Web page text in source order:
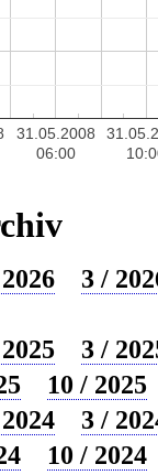
31.05.2008
06:00
3 /
3 /
10 / 2025
3 /
10 / 2024